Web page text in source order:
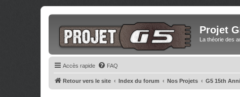
Projet
La théorie des
Accès rapide FAQ
Retour vers le site Index du forum Nos Projets G5 15th